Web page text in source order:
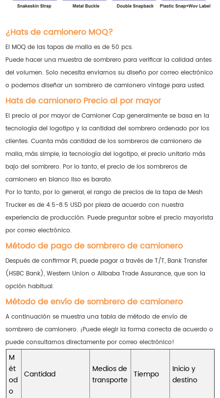
¿Hats de camionero MOQ?
El MOQ de las tapas de malla es de 50 pcs.
Puede hacer una muestra de sombrero para verificar la calidad antes
del volumen. Solo necesita enviarnos su diseño por correo electrónico
o podemos diseñar un sombrero de camionero vintage para usted.
Hats de camionero Precio al por mayor
El precio al por mayor de Camioner Cap generalmente se basa en la
tecnología del logotipo y la cantidad del sombrero ordenado por los
clientes. Cuanta más cantidad de los sombreros de camionero de
malla, más simple, la tecnología del logotipo, el precio unitario más
bajo del sombrero. Por lo tanto, el precio de los sombreros de
camionero en blanco liso es barato.
Por lo tanto, por lo general, el rango de precios de la tapa de Mesh
Trucker es de 4.5-8.5 USD por pieza de acuerdo con nuestra
experiencia de producción. Puede preguntar sobre el precio mayorista
por correo electrónico.
Método de pago de sombrero de camionero
Después de confirmar PI, puede pagar a través de T/T, Bank Transfer
(HSBC Bank), Western Union o Alibaba Trade Assurance, que son la
opción habitual.
Método de envío de sombrero de camionero
A continuación se muestra una tabla de método de envío de
sombrero de camionero. ¡Puede elegir la forma correcta de acuerdo o
puede consultarnos directamente por correo electrónico!
M
ét
od
o
Cantidad
Medios de
transporte
Tiempo
Inicio y
destino